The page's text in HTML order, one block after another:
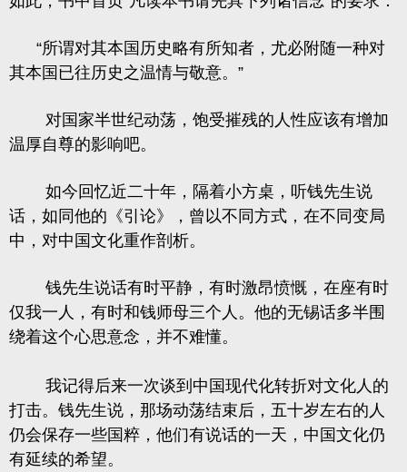
“所谓对其本国历史略有所知者，尤必附随一种对
其本国已往历史之温情与敬意。”
对国家半世纪动荡，饱受摧残的人性应该有增加
温厚自尊的影响吧。
如今回忆近二十年，隔着小方桌，听钱先生说
话，如同他的《引论》，曾以不同方式，在不同变局
中，对中国文化重作剖析。
钱先生说话有时平静，有时激昂愤慨，在座有时
仅我一人，有时和钱师母三个人。他的无锡话多半围
绕着这个心思意念，并不难懂。
我记得后来一次谈到中国现代化转折对文化人的
打击。钱先生说，那场动荡结束后，五十岁左右的人
仍会保存一些国粹，他们有说话的一天，中国文化仍
有延续的希望。